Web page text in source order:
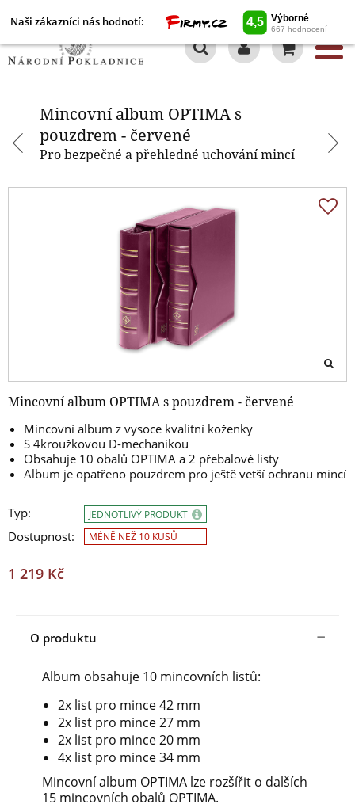
Naši zákazníci nás hodnotí:
Mincovní album OPTIMA s
pouzdrem - červené
Pro bezpečné a přehledné uchování mincí
Mincovní album OPTIMA s pouzdrem - červené
Mincovní album z vysoce kvalitní koženky
S 4kroužkovou D-mechanikou
Obsahuje 10 obalů OPTIMA a 2 přebalové listy
Album je opatřeno pouzdrem pro ještě vetší ochranu mincí
Typ:
Dostupnost:
JEDNOTLIVÝ PRODUKT
MÉNĚ NEŽ 10 KUSŮ
1 219 Kč
O produktu
Album obsahuje 10 mincovních listů:
2x list pro mince 42 mm
2x list pro mince 27 mm
2x list pro mince 20 mm
4x list pro mince 34 mm
Mincovní album OPTIMA lze rozšířit o dalších
15 mincovních obalů OPTIMA.
Mincovní album OPTIMA s